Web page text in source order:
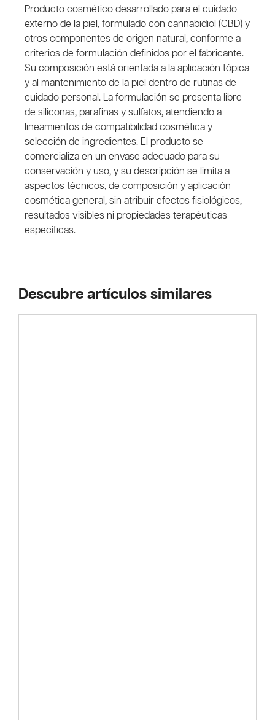
Producto cosmético desarrollado para el cuidado
externo de la piel, formulado con cannabidiol (CBD) y
otros componentes de origen natural, conforme a
criterios de formulación definidos por el fabricante.
Su composición está orientada a la aplicación tópica
y al mantenimiento de la piel dentro de rutinas de
cuidado personal. La formulación se presenta libre
de siliconas, parafinas y sulfatos, atendiendo a
lineamientos de compatibilidad cosmética y
selección de ingredientes. El producto se
comercializa en un envase adecuado para su
conservación y uso, y su descripción se limita a
aspectos técnicos, de composición y aplicación
cosmética general, sin atribuir efectos fisiológicos,
resultados visibles ni propiedades terapéuticas
específicas.
Descubre artículos similares